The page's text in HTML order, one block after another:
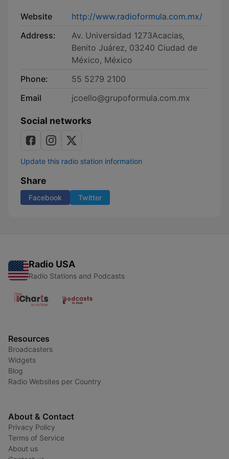
Website
http://www.radioformula.com.mx/
Address:
Av. Universidad 1273Acacias,
Benito Juárez, 03240 Ciudad de
México, México
Phone:
55 5279 2100
Email
jcoello@grupoformula.com.mx
Social networks
Update this radio station information
Share
Facebook Twitter
Radio USA
Radio Stations and Podcasts
Resources
Broadcasters
Widgets
Blog
Radio Websites per Country
About & Contact
Privacy Policy
Terms of Service
About us